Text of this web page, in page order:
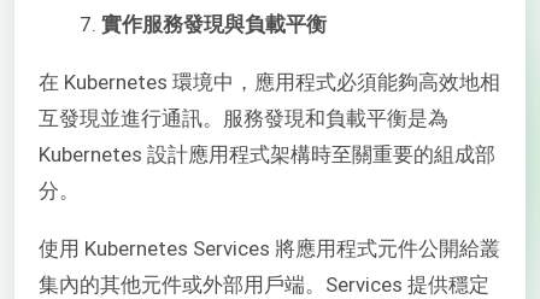
實作服務發現與負載平衡
在 Kubernetes 環境中，應用程式必須能夠高效地相
互發現並進行通訊。服務發現和負載平衡是為
Kubernetes 設計應用程式架構時至關重要的組成部
分。
使用 Kubernetes Services 將應用程式元件公開給叢
集內的其他元件或外部用戶端。Services 提供穩定